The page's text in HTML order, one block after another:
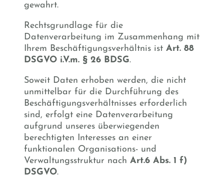
gewahrt.
Rechtsgrundlage für die
Datenverarbeitung im Zusammenhang mit
Ihrem Beschäftigungsverhältnis ist Art. 88
DSGVO i.V.m. § 26 BDSG.
Soweit Daten erhoben werden, die nicht
unmittelbar für die Durchführung des
Beschäftigungsverhältnisses erforderlich
sind, erfolgt eine Datenverarbeitung
aufgrund unseres überwiegenden
berechtigten Interesses an einer
funktionalen Organisations- und
Verwaltungsstruktur nach Art.6 Abs. 1 f)
DSGVO.